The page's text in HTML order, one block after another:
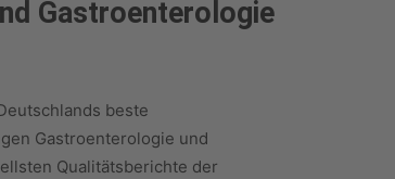
Gastroenterologie
beste
Gastroenterologie und
Qualitätsberichte der